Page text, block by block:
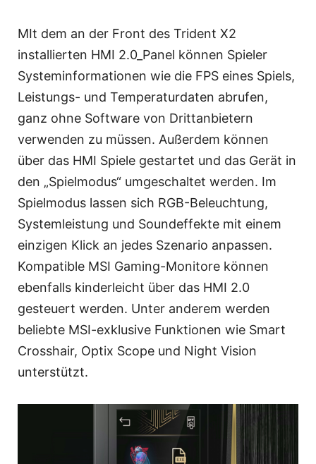
MIt dem an der Front des Trident X2
installierten HMI 2.0_Panel können Spieler
Systeminformationen wie die FPS eines Spiels,
Leistungs- und Temperaturdaten abrufen,
ganz ohne Software von Drittanbietern
verwenden zu müssen. Außerdem können
über das HMI Spiele gestartet und das Gerät in
den „Spielmodus“ umgeschaltet werden. Im
Spielmodus lassen sich RGB-Beleuchtung,
Systemleistung und Soundeffekte mit einem
einzigen Klick an jedes Szenario anpassen.
Kompatible MSI Gaming-Monitore können
ebenfalls kinderleicht über das HMI 2.0
gesteuert werden. Unter anderem werden
beliebte MSI-exklusive Funktionen wie Smart
Crosshair, Optix Scope und Night Vision
unterstützt.